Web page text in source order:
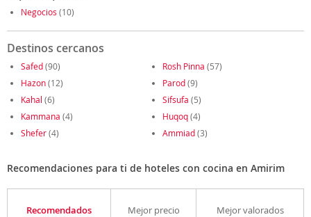
Negocios (10)
Destinos cercanos
Safed(90) Rosh Pinna (57)
Hazon(12) Parod(9)
Kahal (6) Sifsufa (5)
Kammana (4) Huqoq(4)
Shefer(4) Ammiad(3)
Recomendaciones para ti de hoteles con cocina en Amirim
Recomendados Mejor precio Mejor valorados